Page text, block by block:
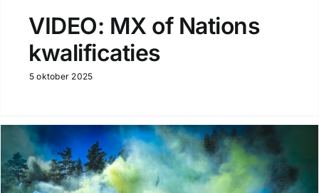
VIDEO: MX of Nations
kwalificaties
5 oktober 2025